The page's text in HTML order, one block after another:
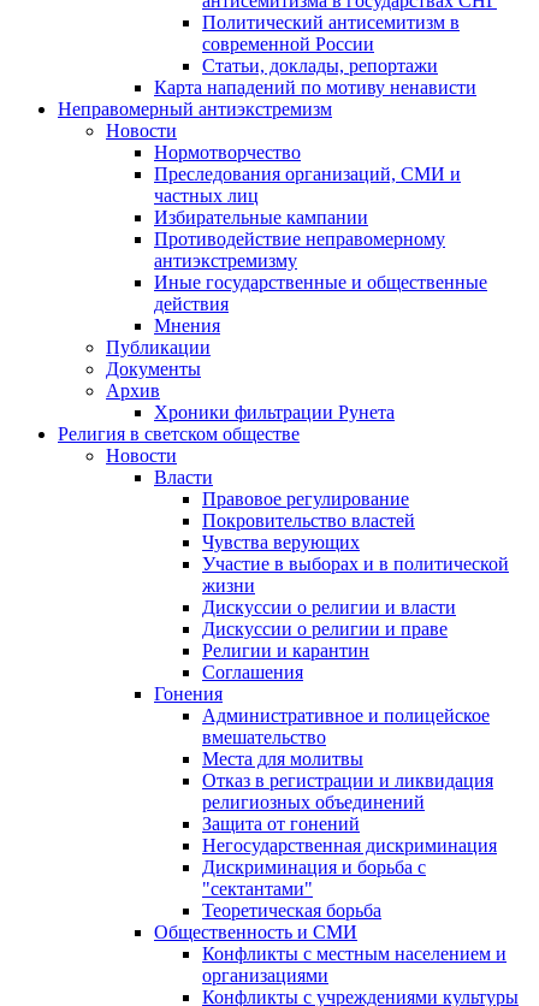
Политический антисемитизм в
современной России
Статьи, доклады, репортажи
Карта нападений по мотиву ненависти
Неправомерный антиэкстремизм
Новости
Нормотворчество
Преследования организаций, СМИ и
частных лиц
Избирательные кампании
Противодействие неправомерному
антиэкстремизму
Иные государственные и общественные
действия
Мнения
Публикации
Документы
Архив
Хроники фильтрации Рунета
Религия в светском обществе
Новости
Власти
Правовое регулирование
Покровительство властей
Чувства верующих
Участие в выборах и в политической
жизни
Дискуссии о религии и власти
Дискуссии о религии и праве
Религии и карантин
Соглашения
Гонения
Административное и полицейское
вмешательство
Места для молитвы
Отказ в регистрации и ликвидация
религиозных объединений
Защита от гонений
Негосударственная дискриминация
Дискриминация и борьба с
"сектантами"
Теоретическая борьба
Общественность и СМИ
Конфликты с местным населением и
организациями
Конфликты с учреждениями культуры